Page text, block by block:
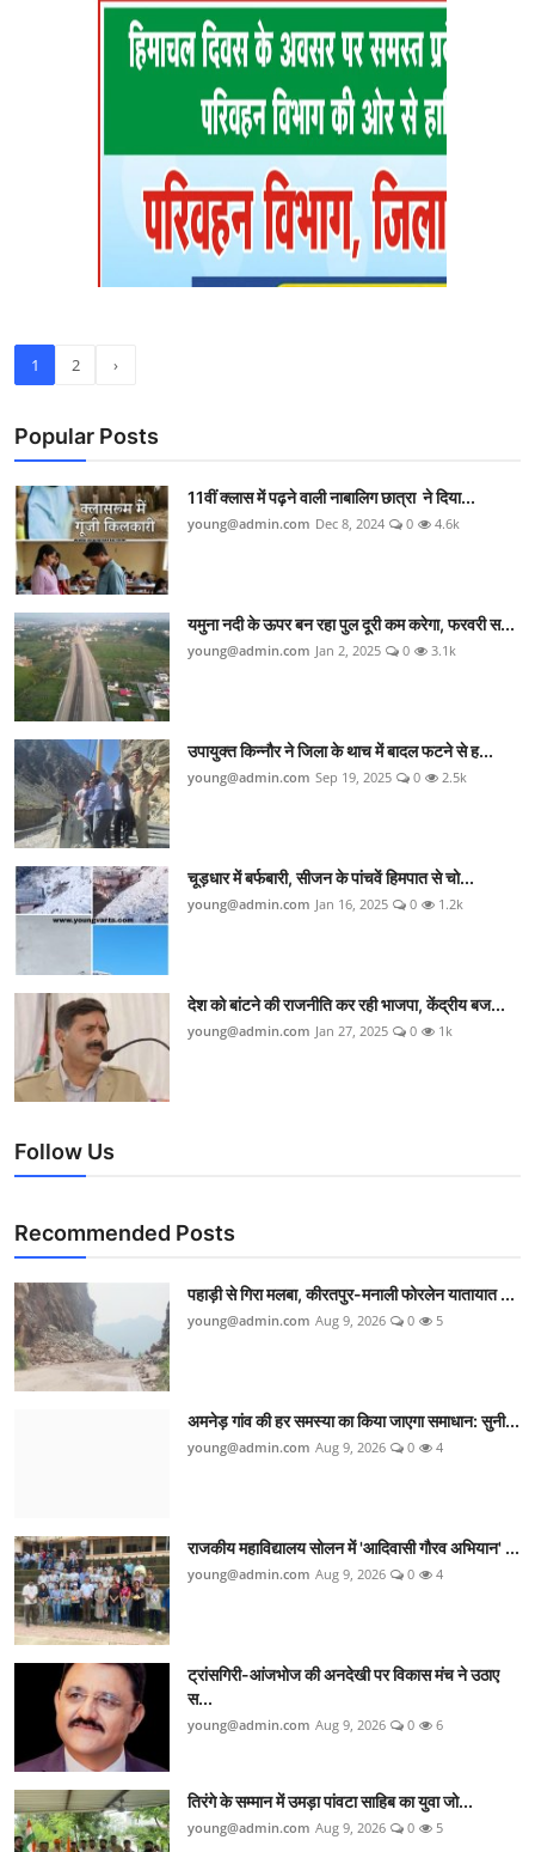
1 2 ›
Popular Posts
11वीं क्लास में पढ़ने वाली नाबालिग छात्रा ने दिया...
young@admin.com Dec 8, 2024 0 4.6k
यमुना नदी के ऊपर बन रहा पुल दूरी कम करेगा, फरवरी स...
young@admin.com Jan 2, 2025 0 3.1k
उपायुक्त किन्नौर ने जिला के थाच में बादल फटने से ह...
young@admin.com Sep 19, 2025 0 2.5k
चूड़धार में बर्फबारी, सीजन के पांचवें हिमपात से चो...
young@admin.com Jan 16, 2025 0 1.2k
देश को बांटने की राजनीति कर रही भाजपा, केंद्रीय बज...
young@admin.com Jan 27, 2025 0 1k
Follow Us
Recommended Posts
पहाड़ी से गिरा मलबा, कीरतपुर-मनाली फोरलेन यातायात ...
young@admin.com Aug 9, 2026 0 5
अमनेड़ गांव की हर समस्या का किया जाएगा समाधान: सुनी...
young@admin.com Aug 9, 2026 0 4
राजकीय महाविद्यालय सोलन में 'आदिवासी गौरव अभियान' ...
young@admin.com Aug 9, 2026 0 4
ट्रांसगिरी-आंजभोज की अनदेखी पर विकास मंच ने उठाए
स...
young@admin.com Aug 9, 2026 0 6
तिरंगे के सम्मान में उमड़ा पांवटा साहिब का युवा जो...
young@admin.com Aug 9, 2026 0 5